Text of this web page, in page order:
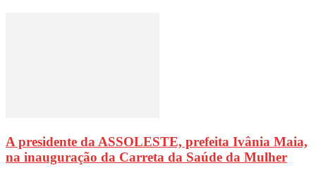
A presidente da ASSOLESTE, prefeita Ivânia Maia,
na inauguração da Carreta da Saúde da Mulher